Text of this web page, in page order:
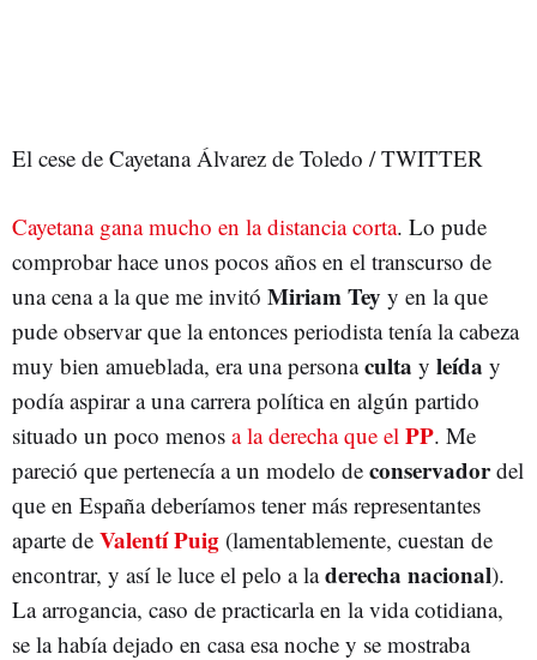
El cese de Cayetana Álvarez de Toledo / TWITTER
Cayetana gana mucho en la distancia corta. Lo pude
comprobar hace unos pocos años en el transcurso de
una cena a la que me invitó Miriam Tey y en la que
pude observar que la entonces periodista tenía la cabeza
muy bien amueblada, era una personaculta y leída y
podía aspirar a una carrera política en algún partido
situado un poco menos a la derecha que el PP. Me
pareció que pertenecía a un modelo de conservadordel
que en España deberíamos tener más representantes
aparte de Valentí Puig (lamentablemente, cuestan de
encontrar, y así le luce el pelo a laderecha nacional).
La arrogancia, caso de practicarla en la vida cotidiana,
se la había dejado en casa esa noche y se mostraba